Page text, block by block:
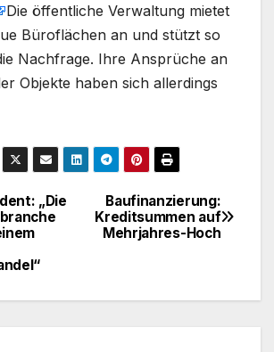
​Die öffentliche Verwaltung mietet
Büroflächen an und stützt so
Nachfrage. Ihre Ansprüche an
Objekte haben sich allerdings
Baufinanzierung:
Kreditsummen auf
Mehrjahres-Hoch
„Die